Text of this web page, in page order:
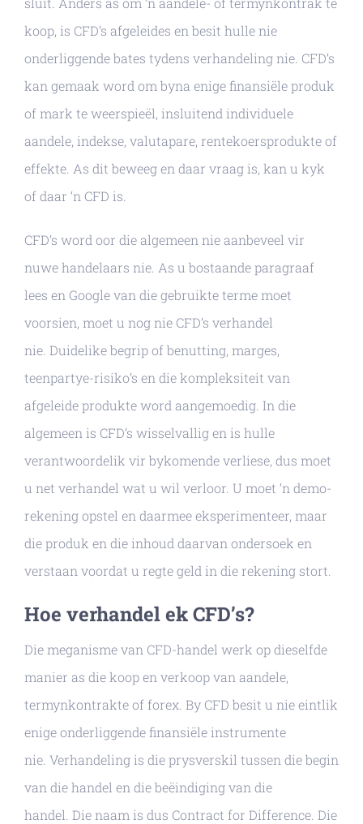
koop, is CFD’s afgeleides en besit hulle nie
onderliggende bates tydens verhandeling nie. CFD’s
kan gemaak word om byna enige finansiële produk
of mark te weerspieël, insluitend individuele
aandele, indekse, valutapare, rentekoersprodukte of
effekte. As dit beweeg en daar vraag is, kan u kyk
of daar ‘n CFD is.
CFD’s word oor die algemeen nie aanbeveel vir
nuwe handelaars nie. As u bostaande paragraaf
lees en Google van die gebruikte terme moet
voorsien, moet u nog nie CFD’s verhandel
nie. Duidelike begrip of benutting, marges,
teenpartye-risiko’s en die kompleksiteit van
afgeleide produkte word aangemoedig. In die
algemeen is CFD’s wisselvallig en is hulle
verantwoordelik vir bykomende verliese, dus moet
u net verhandel wat u wil verloor. U moet ‘n demo-
rekening opstel en daarmee eksperimenteer, maar
die produk en die inhoud daarvan ondersoek en
verstaan ​​voordat u regte geld in die rekening stort.
Hoe verhandel ek CFD’s?
Die meganisme van CFD-handel werk op dieselfde
manier as die koop en verkoop van aandele,
termynkontrakte of forex. By CFD besit u nie eintlik
enige onderliggende finansiële instrumente
nie. Verhandeling is die prysverskil tussen die begin
van die handel en die beëindiging van die
handel. Die naam is dus Contract for Difference. Die